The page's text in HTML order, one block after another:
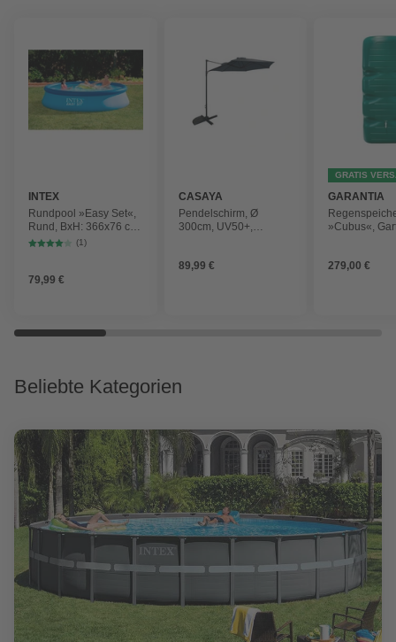
INTEX
Rundpool »Easy Set«,
Rund, BxH: 366x76 cm,
blau
(1)
79,99 €
CASAYA
Pendelschirm, Ø
300cm, UV50+,
89,99 €
GRATIS
GARANTIA
»Cubus«,
279,00 €
Beliebte Kategorien